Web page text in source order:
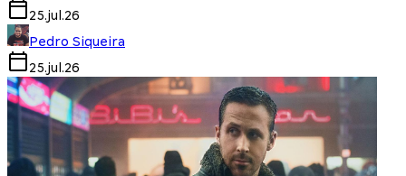
25.jul.26
Pedro Siqueira
25.jul.26